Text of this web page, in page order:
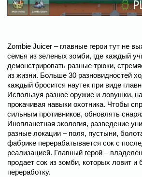
Zombie Juicer – главные герои тут не
семья из зеленых зомби, где каждый
демонстрировать разные трюки,
из жизни. Больше 30 разновидностей
каждый бросится наутек при виде
Используя разное оружие и ловушки,
прокачивая навыки охотника. Чтобы
сильным противников, обновлять
Инопланетная экология, разведение
разные локации – поля, пустыни,
фабрике перерабатывается сок с
реализацией. Главный герой –
продает сок из зомби, которых ловит и
переработку.